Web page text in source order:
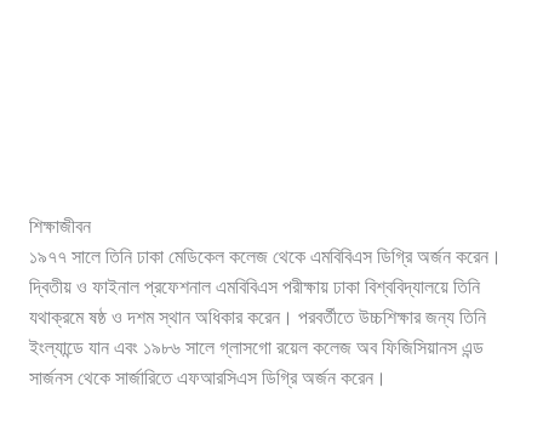
শিক্ষাজীবন
১৯৭৭ সালে তিনি ঢাকা মেডিকেল কলেজ থেকে এমবিবিএস ডিগ্রি অর্জন করেন।
দ্বিতীয় ও ফাইনাল প্রফেশনাল এমবিবিএস পরীক্ষায় ঢাকা বিশ্ববিদ্যালয়ে তিনি
যথাক্রমে ষষ্ঠ ও দশম স্থান অধিকার করেন। পরবর্তীতে উচ্চশিক্ষার জন্য তিনি
ইংল্যান্ডে যান এবং ১৯৮৬ সালে গ্লাসগো রয়েল কলেজ অব ফিজিসিয়ানস এন্ড
সার্জনস থেকে সার্জারিতে এফআরসিএস ডিগ্রি অর্জন করেন।